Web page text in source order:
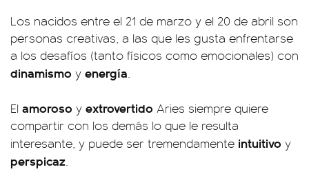
Los nacidos entre el 21 de marzo y el 20 de abril son
personas creativas, a las que les gusta enfrentarse
a los desafíos (tanto físicos como emocionales) con
dinamismo y energía.
El amoroso y extrovertido Aries siempre quiere
compartir con los demás lo que le resulta
interesante, y puede ser tremendamente intuitivo y
perspicaz.